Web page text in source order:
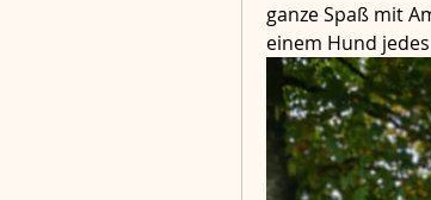
ganze Spaß mit
einem Hund